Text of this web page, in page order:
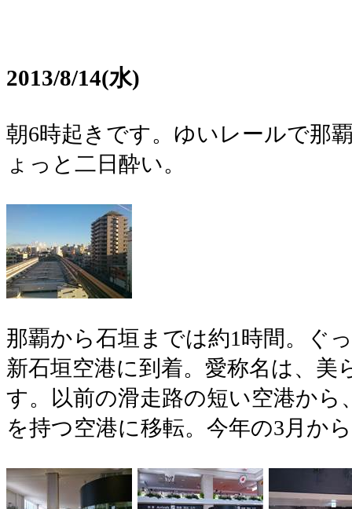
2013/8/14(水)
朝6時起きです。ゆいレールで那
ょっと二日酔い。
那覇から石垣までは約1時間。ぐ
新石垣空港に到着。愛称名は、美
す。以前の滑走路の短い空港から
を持つ空港に移転。今年の3月か